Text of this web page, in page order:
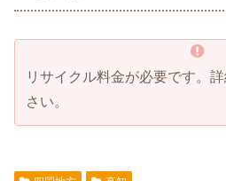
リサイクル料金が必要です。
さい。